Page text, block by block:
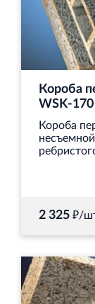
Короба
WSK-170
Короба
2 325 ₽/